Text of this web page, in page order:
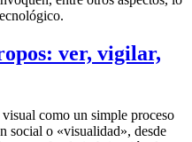
ver, vigilar,
como un simple proceso
social o «visualidad», desde